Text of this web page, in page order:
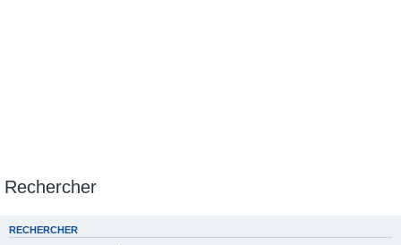
Rechercher
RECHERCHER